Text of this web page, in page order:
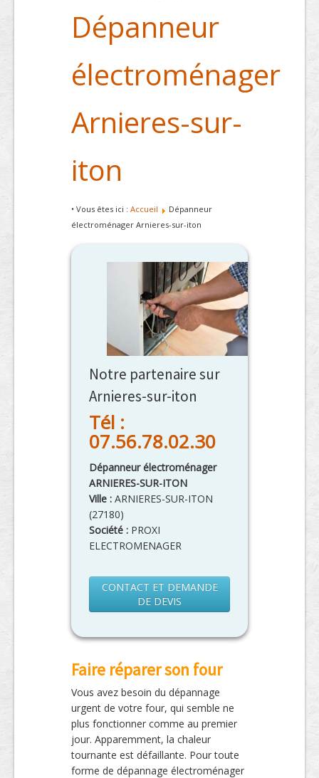
Dépanneur
électroménager
Arnieres-sur-
iton
• Vous êtes ici : Accueil
Dépanneur
électroménager Arnieres-sur-iton
Notre partenaire sur
Arnieres-sur-iton
Tél :
07.56.78.02.30
Dépanneur électroménager
ARNIERES-SUR-ITON
Ville : ARNIERES-SUR-ITON
(27180)
Société : PROXI
ELECTROMENAGER
CONTACT ET DEMANDE
DE DEVIS
Faire réparer son four
Vous avez besoin du dépannage
urgent de votre four, qui semble ne
plus fonctionner comme au premier
jour. Apparemment, la chaleur
tournante est défaillante. Pour toute
forme de dépannage électroménager